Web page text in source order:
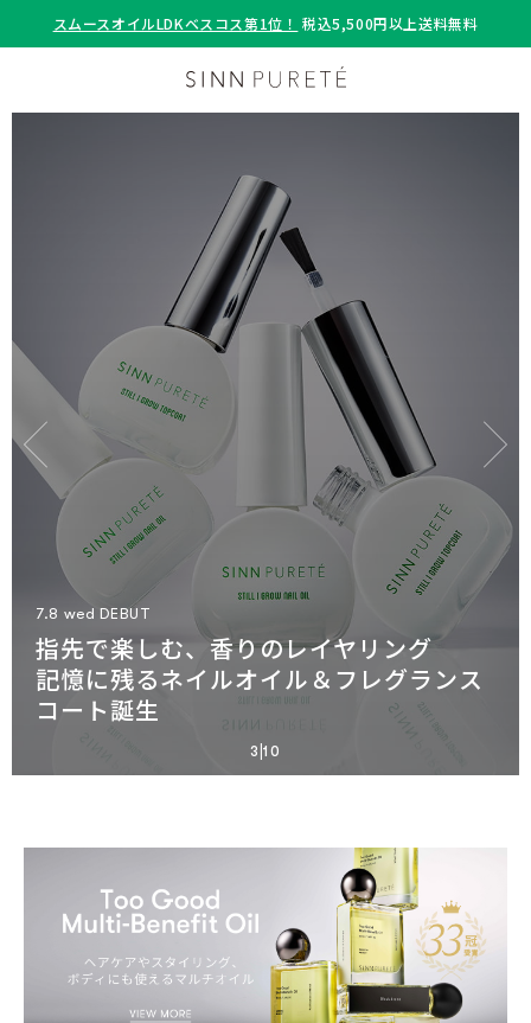
スムースオイルLDKベスコス第1位！ 税込5,500円以上送料無料
LIPS TOUCH OIL TINT
レモンケーキの香りを纏う、とろ密オイ
ルティント
8.7 fri より先行販売開始
7.23 thu RENEWAL
摩擦レス弾力クレンジング
リニューアル
7.8 wed DEBUT
指先で楽しむ、香りのレイヤリング
記憶に残るネイルオイル＆フレグランス
コート誕生
SPECIAL COLLABORATION
桜田通×SINN PURETÉ
2種の限定ヘアオイル販売中
GIFT SELECTION
記憶に残す香りのギフト
バースデーやお祝いに、香りの贈り物を
12.5 fri DEBUT
WILDSIDE
YOHJI YAMAMOTOコラボ
早くもベスコス9冠達成
艶、指通り、本気のケアも。
香りのレイヤーを楽しむパフュームオイ
ル
悟空のきもちコラボ
まどろみの世界へ誘う
ねむりのための香り
MINDFUL HOMECARE
同じ香り、ふたつの体験。
“整う” ディフューザーと
“味わう” お香。
Ambitious Beauty Serum Foundation
美しい素肌になりすます
美肌錯覚ファンデ
4 |10